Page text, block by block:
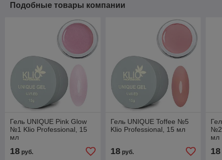
Подобные товары компании
Гель UNIQUE Pink Glow
№1 Klio Professional, 15
мл
18 руб.
Гель UNIQUE Toffee №5
Klio Professional, 15 мл
18руб.
№2
мл
18